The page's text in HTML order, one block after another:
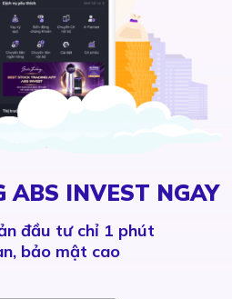
ABS INVEST NGAY
đầu tư chỉ 1 phút
bảo mật cao